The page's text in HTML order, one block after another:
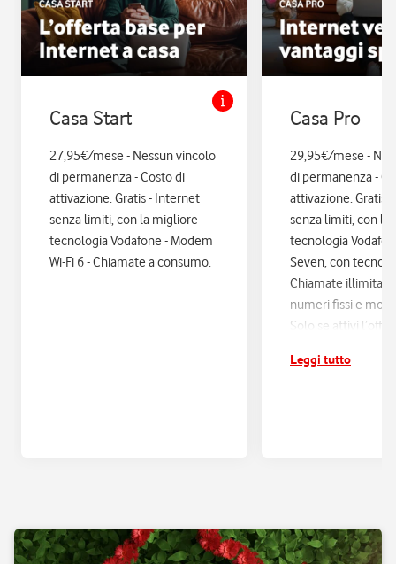
Casa Start
27,95€/mese - Nessun vincolo
di permanenza - Costo di
attivazione: Gratis - Internet
senza limiti, con la migliore
tecnologia Vodafone - Modem
Wi-Fi 6 - Chiamate a consumo.
Casa Pro
29,95€/mese -
di permanenza -
attivazione: Gratis.
senza limiti, con la
tecnologia
Seven, con
Chiamate illimitate
numeri fissi e
Solo se attivi
sconti ed
Leggi tutto